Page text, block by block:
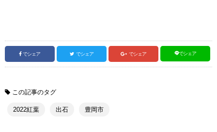
でシェア でシェア でシェア でシェア
この記事のタグ
2022紅葉 出石 豊岡市